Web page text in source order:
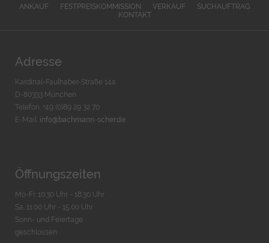
ANKAUF FESTPREISKOMMISSION VERKAUF
SUCHAUFTRAG
KONTAKT
Adresse
Kardinal-Faulhaber-Straße 14a
D-80333 München
Telefon: +49 (0)89 29 32 70
E-Mail: info@bachmann-scher.de
Öffnungszeiten
Mo-Fr. 10:30 Uhr - 18:30 Uhr
Sa. 11:00 Uhr - 15.00 Uhr
Sonn- und Feiertage
geschlossen